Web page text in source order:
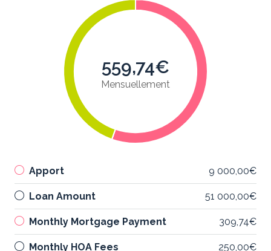
559,74€
Mensuellement
Apport 9 000,00€
Loan Amount 51 000,00€
Monthly Mortgage Payment 309,74€
Monthly HOA Fees 250,00€